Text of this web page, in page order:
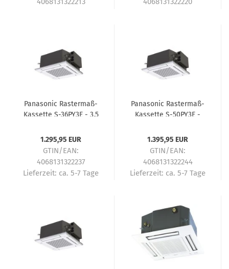
Panasonic Rastermaß-
Kassette S-36PY3E - 3,5
1.295,95 EUR
GTIN/EAN:
4068131322237
Lieferzeit: ca. 5-7 Tage
Panasonic Rastermaß-
Kassette S-50PY3E -
1.395,95 EUR
GTIN/EAN:
4068131322244
Lieferzeit: ca. 5-7 Tage